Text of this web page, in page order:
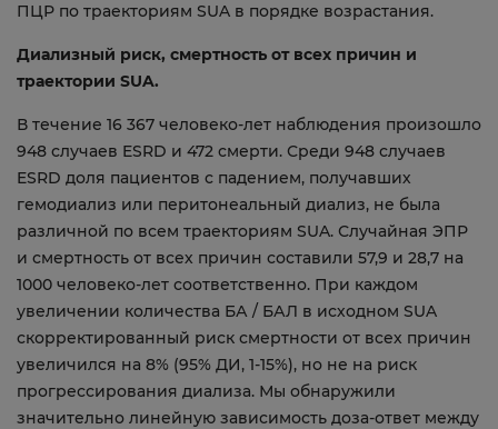
ПЦР по траекториям SUA в порядке возрастания.
Диализный риск, смертность от всех причин и
траектории SUA.
В течение 16 367 человеко-лет наблюдения произошло
948 случаев ESRD и 472 смерти. Среди 948 случаев
ESRD доля пациентов с падением, получавших
гемодиализ или перитонеальный диализ, не была
различной по всем траекториям SUA. Случайная ЭПР
и смертность от всех причин составили 57,9 и 28,7 на
1000 человеко-лет соответственно. При каждом
увеличении количества БА / БАЛ в исходном SUA
скорректированный риск смертности от всех причин
увеличился на 8% (95% ДИ, 1-15%), но не на риск
прогрессирования диализа. Мы обнаружили
значительно линейную зависимость доза-ответ между